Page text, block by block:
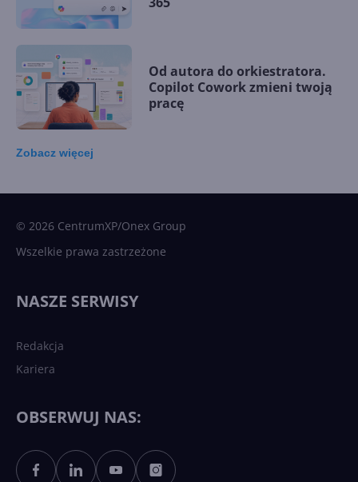
Od autora do orkiestratora.
Copilot Cowork zmieni twoją
pracę
Sztuczna inteligencja po
Zobacz więcej
© 2026 CentrumXP/Onex Group
Wszelkie prawa zastrzeżone
NASZE SERWISY
Redakcja
Kariera
OBSERWUJ NAS: